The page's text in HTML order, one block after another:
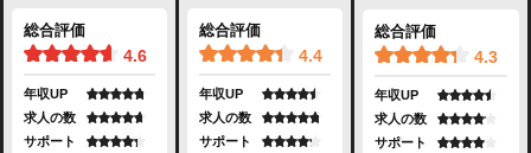
総合評価
4.6
年収UP
求人の数
サポート
総合評価
4.4
年収UP
求人の数
サポート
総合評価
4.3
年収UP
求人の数
サポート